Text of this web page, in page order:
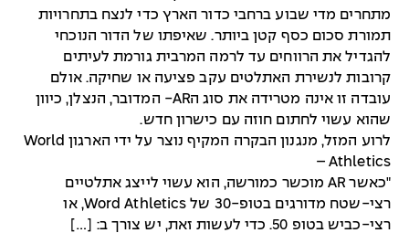
מתחרים מדי שבוע ברחבי כדור הארץ כדי לנצח בתחרויות
תמורת סכום כסף קטן ביותר. שאיפתו של הדור הנוכחי
להגדיל את הרווחים עד לרמה המרבית גורמת לעיתים
קרובות לנשירת האתלטים עקב פציעה או שחיקה. אולם
עובדה זו אינה מטרידה את סוג הAR- המדובר, הנצלן, כיוון
שהוא עשוי לחתום חוזה עם כישרון חדש.
לרוע המזל, מנגנון הבקרה המקיף נוצר על ידי הארגון World
Athletics –
"כאשר AR מוכשר כמורשה, הוא עשוי לייצג אתלטיים
רצי-שטח מדורגים בטופ-30 של Word Athletics, או
רצי-כביש בטופ 50. כדי לעשות זאת, יש צורך ב: […]